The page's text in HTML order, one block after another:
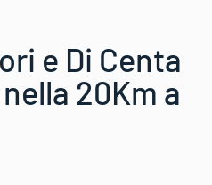
e Di Centa
20Km a